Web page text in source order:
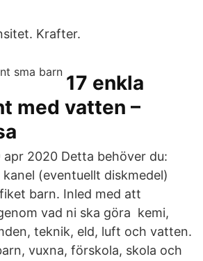
Krafter.
17 enkla
med vatten –
2020 Detta behöver du:
(eventuellt diskmedel)
barn. Inled med att
vad ni ska göra kemi,
teknik, eld, luft och vatten.
vuxna, förskola, skola och